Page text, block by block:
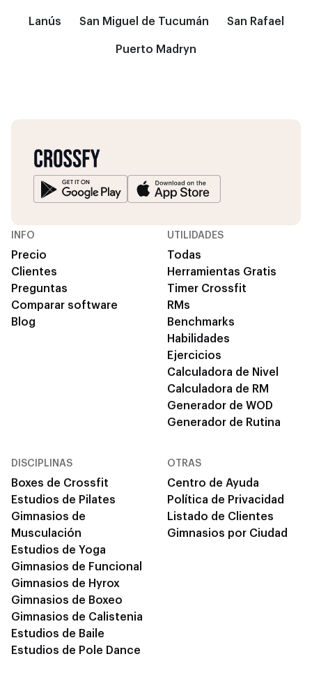
Lanús San Miguel de Tucumán San Rafael
Puerto Madryn
INFO
Precio
Clientes
Preguntas
Comparar software
Blog
UTILIDADES
Todas
Herramientas Gratis
Timer Crossfit
RMs
Benchmarks
Habilidades
Ejercicios
Calculadora de Nivel
Calculadora de RM
Generador de WOD
Generador de Rutina
DISCIPLINAS
Boxes de Crossfit
Estudios de Pilates
Gimnasios de
Musculación
Estudios de Yoga
Gimnasios de Funcional
Gimnasios de Hyrox
Gimnasios de Boxeo
Gimnasios de Calistenia
Estudios de Baile
Estudios de Pole Dance
OTRAS
Centro de Ayuda
Política de Privacidad
Listado de Clientes
Gimnasios por Ciudad